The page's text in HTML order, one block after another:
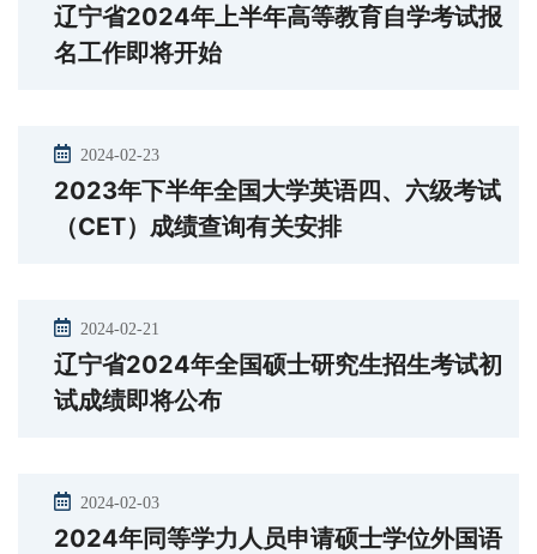
辽宁省2024年上半年高等教育自学考试报
名工作即将开始
2024-02-23
2023年下半年全国大学英语四、六级考试
（CET）成绩查询有关安排
2024-02-21
辽宁省2024年全国硕士研究生招生考试初
试成绩即将公布
2024-02-03
2024年同等学力人员申请硕士学位外国语